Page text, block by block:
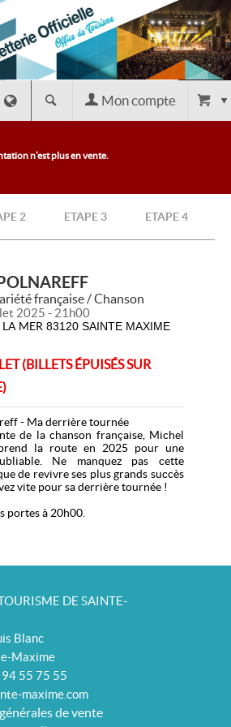
Mon compte
n'est plus en vente.
2 ETAPE 3 ETAPE 4
française / Chanson
2025 - 21h00
MER 83120 SAINTE MAXIME
(BILLETS ÉPUISÉS SUR
- Ma derrière tournée
de la chanson française, Michel
la route en 2025 pour une
Ne manquez pas cette
de revivre ses plus grands succès
vite pour sa derrière tournée !
portes à 20h00.
DE SAINTE-
Blanc
Maxime
55 75 55
maxime.com
de vente